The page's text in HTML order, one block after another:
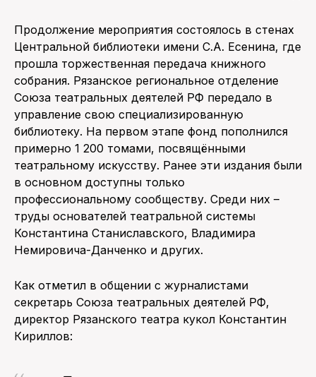
Продолжение мероприятия состоялось в стенах
Центральной библиотеки имени С.А. Есенина, где
прошла торжественная передача книжного
собрания. Рязанское региональное отделение
Союза театральных деятелей РФ передало в
управление свою специализированную
библиотеку. На первом этапе фонд пополнился
примерно 1 200 томами, посвящёнными
театральному искусству. Ранее эти издания были
в основном доступны только
профессиональному сообществу. Среди них –
труды основателей театральной системы
Константина Станиславского, Владимира
Немировича-Данченко и других.
Как отметил в общении с журналистами
секретарь Союза театральных деятелей РФ,
директор Рязанского театра кукол Константин
Кириллов: